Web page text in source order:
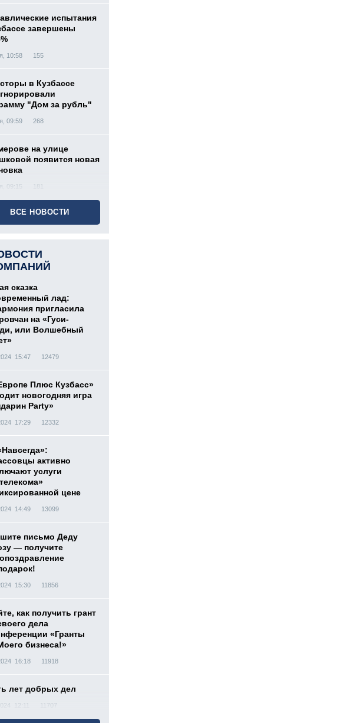
испытания
завершены
10:58 155
в Кузбассе
"Дом за рубль"
09:59 268
на улице
появится новая
09:15 181
ВСЕ НОВОСТИ
сказка
лад:
пригласила
на «Гуси-
или Волшебный
15:47 12479
Плюс Кузбасс»
новогодняя игра
Party»
17:29 12332
активно
услуги
цене
14:49 13099
письмо Деду
— получите
15:30 11856
как получить грант
дела
«Гранты
бизнеса!»
16:18 11918
лет добрых дел
12:11 11707